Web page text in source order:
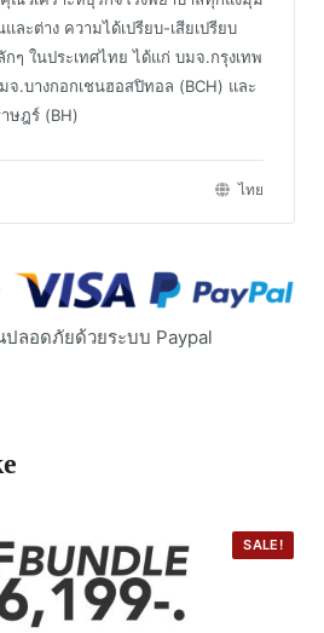
ละต่าง ความได้เปรียบ-เสียเปรียบ
ๆ ในประเทศไทย ได้แก่ บมจ.กรุงเทพ
จ.บางกอกเชนฮอสปิทอล (BCH) และ
ษฎร์ (BH)
ไทย
ปลอดภัยด้วยระบบ Paypal
SALE!